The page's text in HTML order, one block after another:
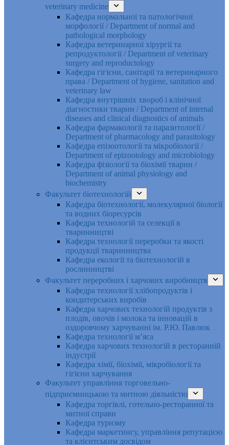
veterinary medicine
Кафедра нормальної та патологічної
морфології / Department of normal and
pathological morphology
Кафедра ветеринарної хірургії та
репродуктології / Department of veterinary
surgery and reproductology
Кафедра гігієни, санітарії та ветеринарного
права / Department of hygiene, sanitation and
veterinary law
Кафедра внутрішніх хвороб і клінічної
діагностики тварин / Department of internal
diseases and clinical diagnostics of animals
Кафедра фармакології та паразитології /
Department of pharmacology and parasitology
Кафедра епізоотології та мікробіології /
Department of epizootology and microbiology
Кафедра фізіології та біохімії тварин /
Department of animal physiology and
biochemistry
Факультет біотехнологій
Кафедра біотехнології, молекулярної біології
та водних біоресурсів
Кафедра технологій та селекції в
тваринництві
Кафедра технології переробки та якості
продукції тваринництва
Кафедра екології та біотехнологій в
рослинництві
Факультет переробних і харчових виробництв
Кафедра технології хлібопродуктів і
кондитерських виробів
Кафедра харчових технологій продуктів з
плодів, овочів і молока та інновацій в
оздоровчому харчуванні ім. Р.Ю. Павлюк
Кафедра технології м’яса
Кафедра харчових технологій в ресторанній
індустрії
Кафедра хімії, біохімії, мікробіології та
гігієни харчування
Факультет управління торговельно-
підприємницькою та митною діяльністю
Кафедра торгівлі, готельно-ресторанної та
митної справи
Кафедра туризму
Кафедра маркетингу, управління репутацією
та клієнтським досвідом